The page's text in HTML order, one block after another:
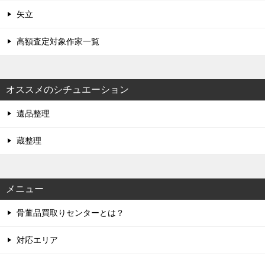
矢立
高額査定対象作家一覧
オススメのシチュエーション
遺品整理
蔵整理
メニュー
骨董品買取りセンターとは？
対応エリア